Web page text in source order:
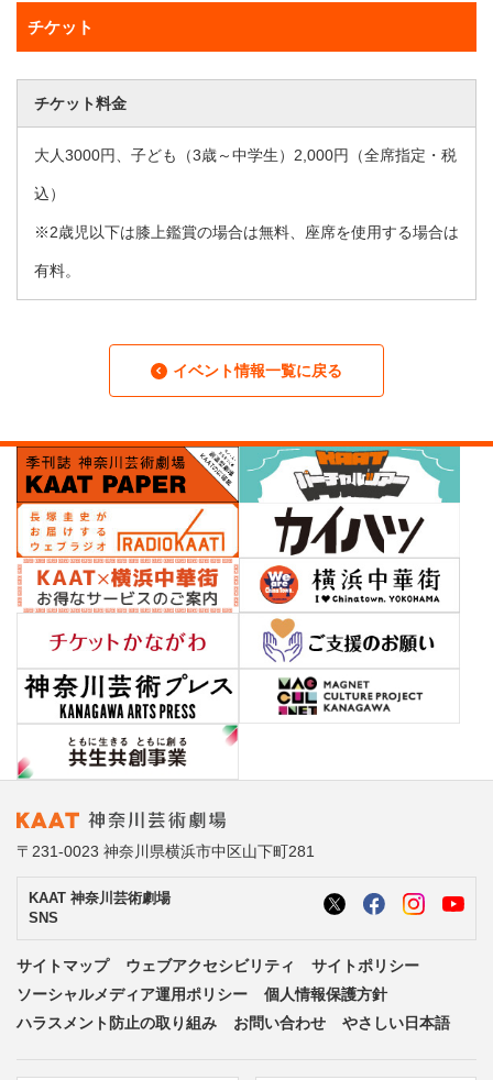
チケット
チケット料金
大人3000円、子ども（3歳～中学生）2,000円（全席指定・税
込）
※2歳児以下は膝上鑑賞の場合は無料、座席を使用する場合は
有料。
イベント情報一覧に戻る
〒231-0023 神奈川県横浜市中区山下町281
KAAT 神奈川芸術劇場
SNS
サイトマップ ウェブアクセシビリティ
サイトポリシー
ソーシャルメディア運用ポリシー
個人情報保護方針
ハラスメント防止の取り組み
お問い合わせ やさしい日本語